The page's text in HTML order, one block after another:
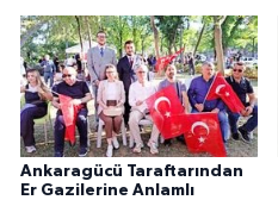
Ankaragücü Taraftarından
Er Gazilerine Anlamlı